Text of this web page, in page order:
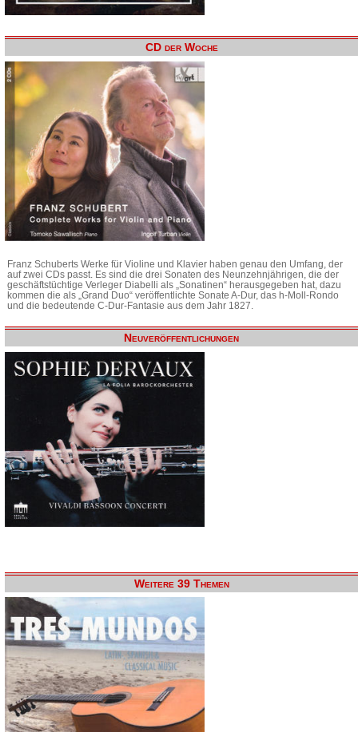
CD der Woche
Franz Schuberts Werke für Violine und Klavier haben genau den Umfang, der
auf zwei CDs passt. Es sind die drei Sonaten des Neunzehnjährigen, die der
geschäftstüchtige Verleger Diabelli als „Sonatinen“ herausgegeben hat, dazu
kommen die als „Grand Duo“ veröffentlichte Sonate A-Dur, das h-Moll-Rondo
und die bedeutende C-Dur-Fantasie aus dem Jahr 1827.
Neuveröffentlichungen
Weitere 39 Themen